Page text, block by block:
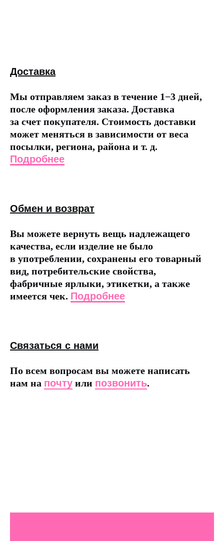
Доставка
Мы отправляем заказ в течение 1−3 дней,
после оформления заказа. Доставка
за счет покупателя. Стоимость доставки
может меняться в зависимости от веса
посылки, региона, района и т. д.
Подробнее
Обмен и возврат
Вы можете вернуть вещь надлежащего
качества, если изделие не было
в употреблении, сохранены его товарный
вид, потребительские свойства,
фабричные ярлыки, этикетки, а также
имеется чек. Подробнее
Связаться с нами
По всем вопросам вы можете написать
нам на почту или позвонить.